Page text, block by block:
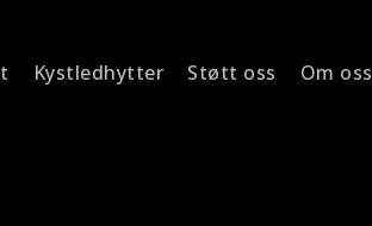
Kystledhytter Støtt oss Om oss